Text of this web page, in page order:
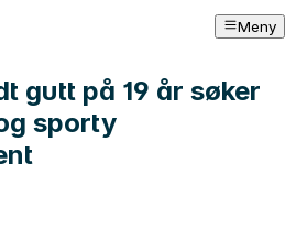
Meny
gutt på 19 år søker
sporty